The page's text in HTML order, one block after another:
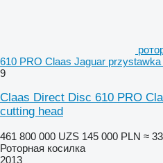
610 PRO Claas Jaguar przystawka
9
Claas Direct Disc 610 PRO
cutting head
461 800 000 UZS 145 000 PLN ≈
Роторная косилка
2013